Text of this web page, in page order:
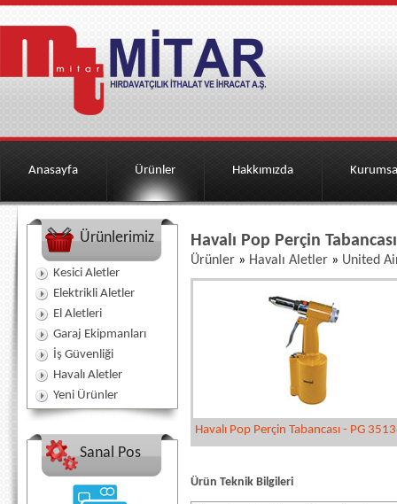
Anasayfa Ürünler Hakkımızda
Ürünlerimiz
Kesici Aletler
Elektrikli Aletler
El Aletleri
Garaj Ekipmanları
İş Güvenliği
Havalı Aletler
Yeni Ürünler
Sanal Pos
Havalı Pop Perçin
Ürünler » Havalı Aletler » United
Havalı Pop Perçin Tabancası - PG
Ürün Teknik Bilgileri